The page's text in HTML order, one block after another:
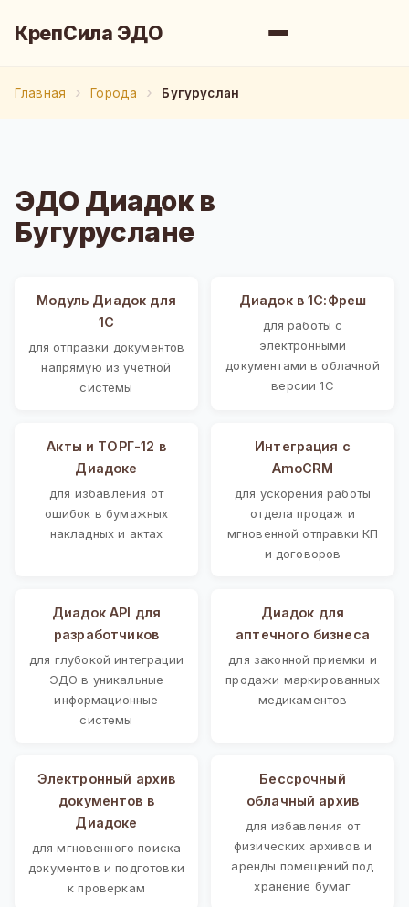
КрепСила ЭДО
Главная Города Бугуруслан
ЭДО Диадок в
Бугуруслане
Модуль Диадок для
1С
для отправки документов
напрямую из учетной
системы
Диадок в 1С:Фреш
для работы с
электронными
документами в облачной
версии 1С
Акты и ТОРГ-12 в
Диадоке
для избавления от
ошибок в бумажных
накладных и актах
Интеграция с
AmoCRM
для ускорения работы
отдела продаж и
мгновенной отправки КП
и договоров
Диадок API для
разработчиков
для глубокой интеграции
ЭДО в уникальные
информационные
системы
Диадок для
аптечного бизнеса
для законной приемки и
продажи маркированных
медикаментов
Электронный архив
документов в
Диадоке
для мгновенного поиска
документов и подготовки
к проверкам
Бессрочный
облачный архив
для избавления от
физических архивов и
аренды помещений под
хранение бумаг